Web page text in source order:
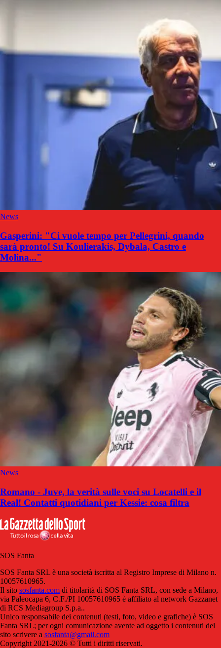
News
Gasperini: "Ci vuole tempo per Pellegrini, quando
sarà pronto! Su Koulierakis, Dybala, Castro e
Molina..."
News
Romano - Juve, la verità sulle voci su Locatelli e il
Real! Contatti quotidiani per Kessie: cosa filtra
SOS Fanta
SOS Fanta SRL è una società iscritta al Registro Imprese di Milano n.
10057610965.
Il sito sosfanta.com di titolarità di SOS Fanta SRL, con sede a Milano,
via Paleocapa 6, C.F./PI 10057610965 è affiliato al network Gazzanet
di RCS Mediagroup S.p.a..
Unico responsabile dei contenuti (testi, foto, video e grafiche) è SOS
Fanta SRL; per ogni comunicazione avente ad oggetto i contenuti del
sito scrivere a sosfanta@gmail.com
Copyright 2021-2026 © Tutti i diritti riservati.